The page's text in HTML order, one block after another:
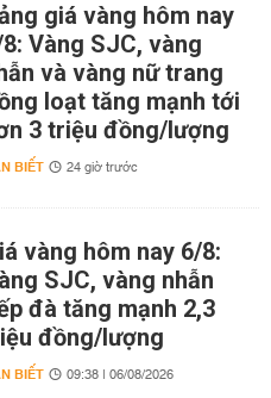
giá vàng hôm nay
Vàng SJC, vàng
và vàng nữ trang
loạt tăng mạnh tới
3 triệu đồng/lượng
BIẾT 24 giờ trước
vàng hôm nay 6/8:
SJC, vàng nhẫn
đà tăng mạnh 2,3
đồng/lượng
BIẾT 09:38 | 06/08/2026